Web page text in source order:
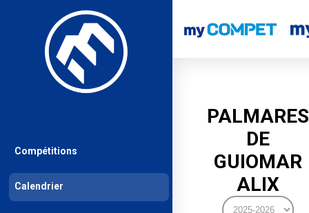
PALMARES
DE
GUIOMAR
ALIX
Compétitions
Calendrier